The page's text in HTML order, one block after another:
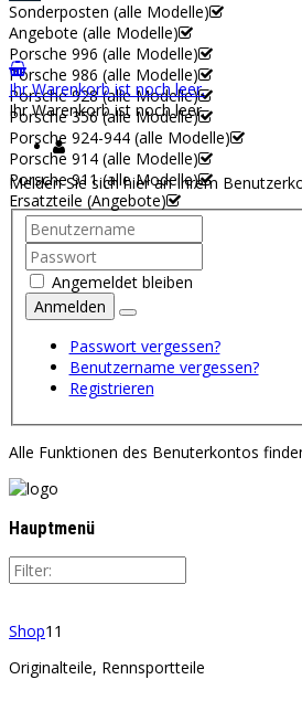
Sonderposten (alle Modelle)
Angebote (alle Modelle)
Porsche 996 (alle Modelle)
Porsche 986 (alle Modelle)
Porsche 928 (alle Modelle)
Porsche 356 (alle Modelle)
Porsche 924-944 (alle Modelle)
Porsche 914 (alle Modelle)
Porsche 911 (alle Modelle)
Ersatzteile (Angebote)
Ihr Warenkorb ist noch leer.
Ihr Warenkorb ist noch leer.
Melden Sie sich hier an Ihrem
Angemeldet bleiben
Anmelden
Passwort vergessen?
Benutzername vergessen?
Registrieren
Alle Funktionen des Benuterkontos
Hauptmenü
Shop11
Originalteile, Rennsportteile